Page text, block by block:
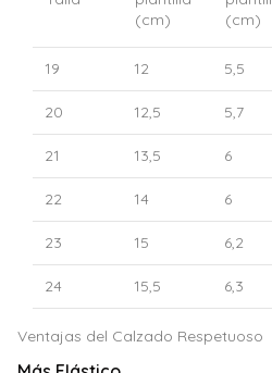
(cm)
(cm)
19 12 5,5
20 12,5 5,7
21 13,5 6
22 14 6
23 15 6,2
24 15,5 6,3
Ventajas del Calzado Respetuoso